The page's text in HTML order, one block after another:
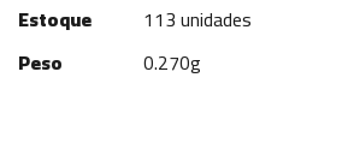
Estoque
113 unidades
Peso
0.270g